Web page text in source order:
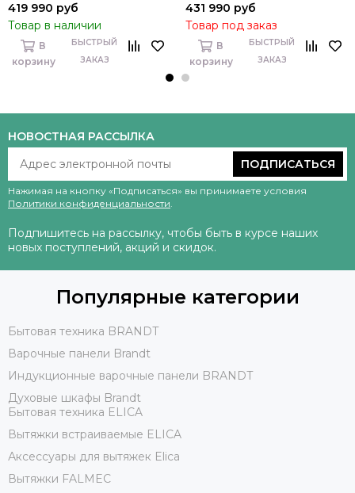
419 990 руб
Товар в наличии
В
корзину
БЫСТРЫЙ
ЗАКАЗ
431 990 руб
Товар под заказ
В
корзину
БЫСТРЫЙ
ЗАКАЗ
НОВОСТНАЯ РАССЫЛКА
ПОДПИСАТЬСЯ
Нажимая на кнопку «Подписаться» вы принимаете условия
Политики конфиденциальности.
Подпишитесь на рассылку, чтобы быть в курсе наших
новых поступлений, акций и скидок.
Популярные категории
Бытовая техника BRANDT
Варочные панели Brandt
Индукционные варочные панели BRANDT
Духовые шкафы Brandt
Бытовая техника ELICA
Вытяжки встраиваемые ELICA
Аксессуары для вытяжек Elica
Вытяжки FALMEC